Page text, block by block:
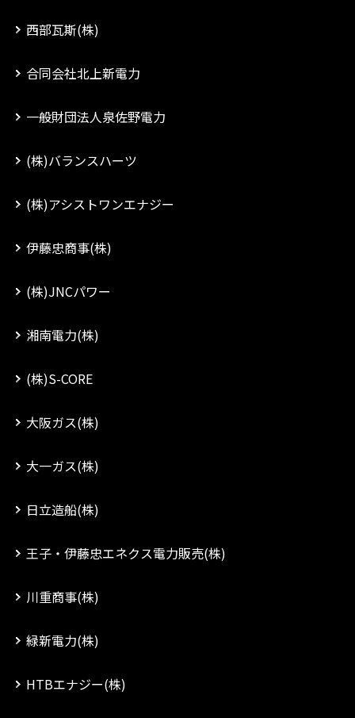
西部瓦斯(株)
合同会社北上新電力
一般財団法人泉佐野電力
(株)バランスハーツ
(株)アシストワンエナジー
伊藤忠商事(株)
(株)JNCパワー
湘南電力(株)
(株)S-CORE
大阪ガス(株)
大一ガス(株)
日立造船(株)
王子・伊藤忠エネクス電力販売(株)
川重商事(株)
緑新電力(株)
HTBエナジー(株)